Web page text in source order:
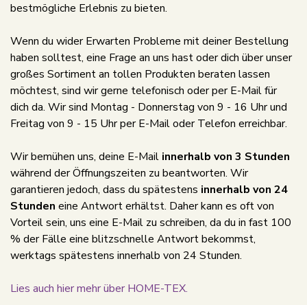
bestmögliche Erlebnis zu bieten.
Wenn du wider Erwarten Probleme mit deiner Bestellung
haben solltest, eine Frage an uns hast oder dich über unser
großes Sortiment an tollen Produkten beraten lassen
möchtest, sind wir gerne telefonisch oder per E-Mail für
dich da. Wir sind Montag - Donnerstag von 9 - 16 Uhr und
Freitag von 9 - 15 Uhr per E-Mail oder Telefon erreichbar.
Wir bemühen uns, deine E-Mail innerhalb von 3 Stunden
während der Öffnungszeiten zu beantworten. Wir
garantieren jedoch, dass du spätestens innerhalb von 24
Stunden eine Antwort erhältst. Daher kann es oft von
Vorteil sein, uns eine E-Mail zu schreiben, da du in fast 100
% der Fälle eine blitzschnelle Antwort bekommst,
werktags spätestens innerhalb von 24 Stunden.
Lies auch hier mehr über HOME-TEX.